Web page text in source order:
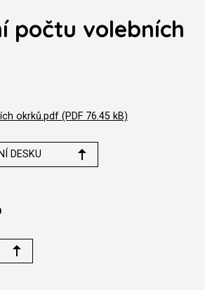
počtu volebních
okrků.pdf (PDF 76.45 kB)
DESKU